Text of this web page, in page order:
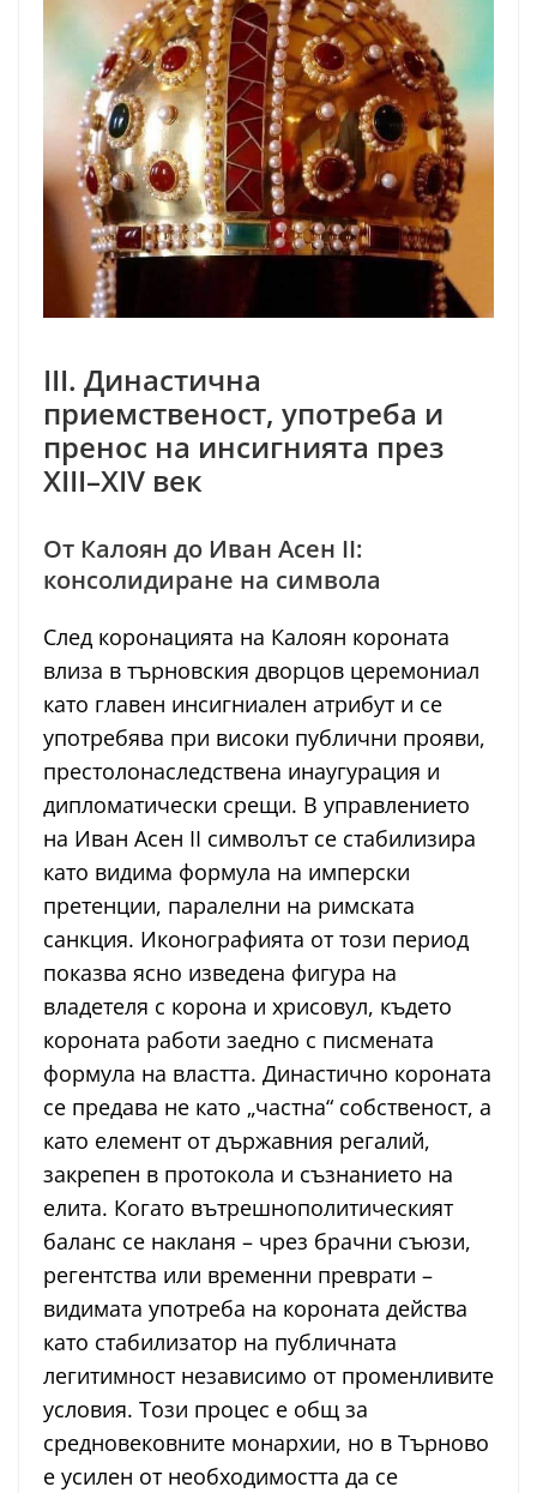
III. Династична
приемственост, употреба и
пренос на инсигнията през
XIII–XIV век
От Калоян до Иван Асен II:
консолидиране на символа
След коронацията на Калоян короната
влиза в търновския дворцов церемониал
като главен инсигниален атрибут и се
употребява при високи публични прояви,
престолонаследствена инаугурация и
дипломатически срещи. В управлението
на Иван Асен II символът се стабилизира
като видима формула на имперски
претенции, паралелни на римската
санкция. Иконографията от този период
показва ясно изведена фигура на
владетеля с корона и хрисовул, където
короната работи заедно с писмената
формула на властта. Династично короната
се предава не като „частна“ собственост, а
като елемент от държавния регалий,
закрепен в протокола и съзнанието на
елита. Когато вътрешнополитическият
баланс се накланя – чрез брачни съюзи,
регентства или временни преврати –
видимата употреба на короната действа
като стабилизатор на публичната
легитимност независимо от променливите
условия. Този процес е общ за
средновековните монархии, но в Търново
е усилен от необходимостта да се